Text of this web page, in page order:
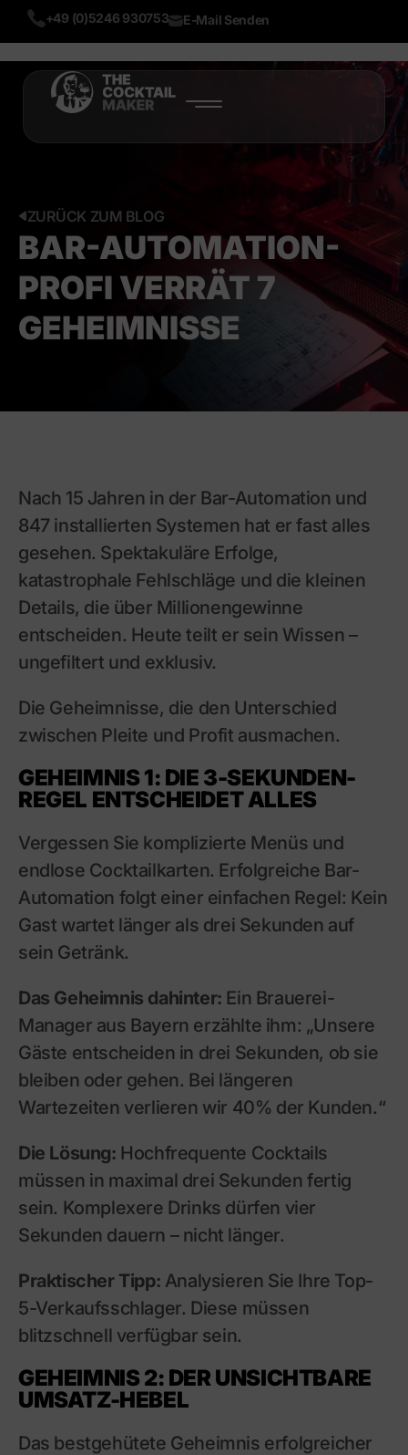
+49 (0)5246 930753 E-Mail Senden
START
ÜBER UNS
BLOG
MEHR
LIVE DEMO
Versand
ZURÜCK ZUM BLOG
BAR-AUTOMATION-
PROFI VERRÄT 7
GEHEIMNISSE
Nach 15 Jahren in der Bar-Automation und
847 installierten Systemen hat er fast alles
gesehen. Spektakuläre Erfolge,
katastrophale Fehlschläge und die kleinen
Details, die über Millionengewinne
entscheiden. Heute teilt er sein Wissen –
ungefiltert und exklusiv.
Die Geheimnisse, die den Unterschied
zwischen Pleite und Profit ausmachen.
GEHEIMNIS 1: DIE 3-SEKUNDEN-
REGEL ENTSCHEIDET ALLES
Vergessen Sie komplizierte Menüs und
endlose Cocktailkarten. Erfolgreiche Bar-
Automation folgt einer einfachen Regel: Kein
Gast wartet länger als drei Sekunden auf
sein Getränk.
Das Geheimnis dahinter: Ein Brauerei-
Manager aus Bayern erzählte ihm: „Unsere
Gäste entscheiden in drei Sekunden, ob sie
bleiben oder gehen. Bei längeren
Wartezeiten verlieren wir 40% der Kunden.“
Die Lösung: Hochfrequente Cocktails
müssen in maximal drei Sekunden fertig
sein. Komplexere Drinks dürfen vier
Sekunden dauern – nicht länger.
Praktischer Tipp: Analysieren Sie Ihre Top-
5-Verkaufsschlager. Diese müssen
blitzschnell verfügbar sein.
GEHEIMNIS 2: DER UNSICHTBARE
UMSATZ-HEBEL
Das bestgehütete Geheimnis erfolgreicher